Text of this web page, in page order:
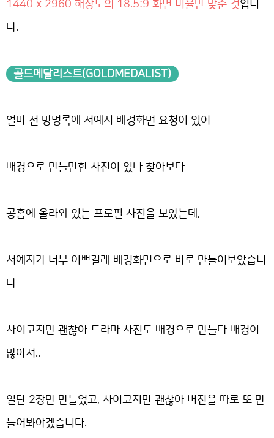
1440 x 2960 해상도의 18.5:9 화면 비율만 맞춘 것입니
다.
골드메달리스트(GOLDMEDALIST)
얼마 전 방명록에 서예지 배경화면 요청이 있어
배경으로 만들만한 사진이 있나 찾아보다
공홈에 올라와 있는 프로필 사진을 보았는데,
서예지가 너무 이쁘길래 배경화면으로 바로 만들어보았습니
다
사이코지만 괜찮아 드라마 사진도 배경으로 만들다 배경이
많아져..
일단 2장만 만들었고, 사이코지만 괜찮아 버전을 따로 또 만
들어봐야겠습니다.